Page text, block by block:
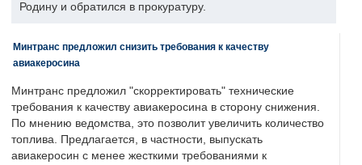
Родину и обратился в прокуратуру.
Минтранс предложил снизить требования к качеству
авиакеросина
Минтранс предложил "скорректировать" технические
требования к качеству авиакеросина в сторону снижения.
По мнению ведомства, это позволит увеличить количество
топлива. Предлагается, в частности, выпускать
авиакеросин с менее жесткими требованиями к